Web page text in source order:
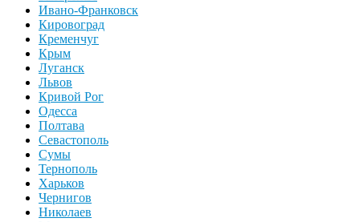
Ивано-Франковск
Кировоград
Кременчуг
Крым
Луганск
Львов
Кривой Рог
Одесса
Полтава
Севастополь
Сумы
Тернополь
Харьков
Чернигов
Николаев